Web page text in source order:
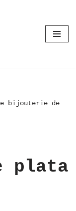
bijouterie de
plata